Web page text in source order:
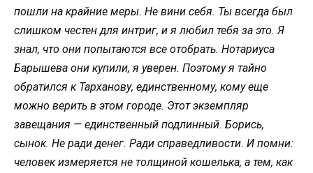
пошли на крайние меры. Не вини себя. Ты всегда был
слишком честен для интриг, и я любил тебя за это. Я
знал, что они попытаются все отобрать. Нотариуса
Барышева они купили, я уверен. Поэтому я тайно
обратился к Тарханову, единственному, кому еще
можно верить в этом городе. Этот экземпляр
завещания — единственный подлинный. Борись,
сынок. Не ради денег. Ради справедливости. И помни:
человек измеряется не толщиной кошелька, а тем, как